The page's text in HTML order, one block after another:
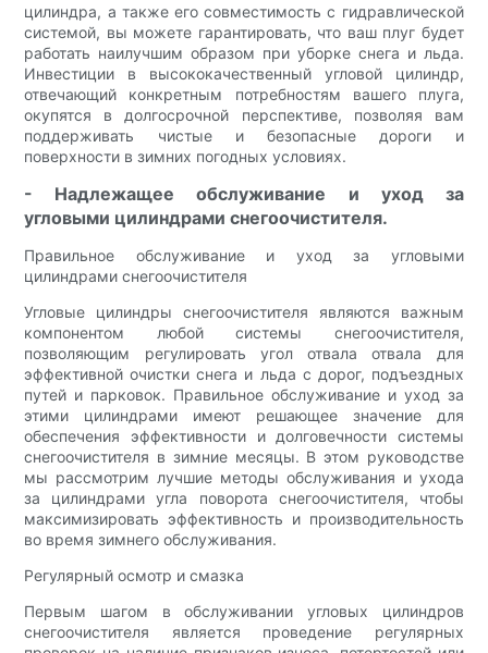
цилиндра, а также его совместимость с гидравлической
системой, вы можете гарантировать, что ваш плуг будет
работать наилучшим образом при уборке снега и льда.
Инвестиции в высококачественный угловой цилиндр,
отвечающий конкретным потребностям вашего плуга,
окупятся в долгосрочной перспективе, позволяя вам
поддерживать чистые и безопасные дороги и
поверхности в зимних погодных условиях.
- Надлежащее обслуживание и уход за
угловыми цилиндрами снегоочистителя.
Правильное обслуживание и уход за угловыми
цилиндрами снегоочистителя
Угловые цилиндры снегоочистителя являются важным
компонентом любой системы снегоочистителя,
позволяющим регулировать угол отвала отвала для
эффективной очистки снега и льда с дорог, подъездных
путей и парковок. Правильное обслуживание и уход за
этими цилиндрами имеют решающее значение для
обеспечения эффективности и долговечности системы
снегоочистителя в зимние месяцы. В этом руководстве
мы рассмотрим лучшие методы обслуживания и ухода
за цилиндрами угла поворота снегоочистителя, чтобы
максимизировать эффективность и производительность
во время зимнего обслуживания.
Регулярный осмотр и смазка
Первым шагом в обслуживании угловых цилиндров
снегоочистителя является проведение регулярных